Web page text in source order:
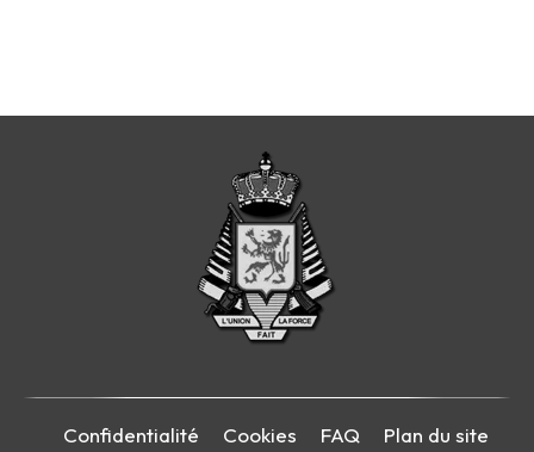
Confidentialité Cookies FAQ
Plan du site